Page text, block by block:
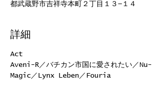
都武蔵野市吉祥寺本町２丁目１３−１４
詳細
Act
Aveni-R／バチカン市国に愛されたい／Nu-
Magic／Lynx Leben／Fouria